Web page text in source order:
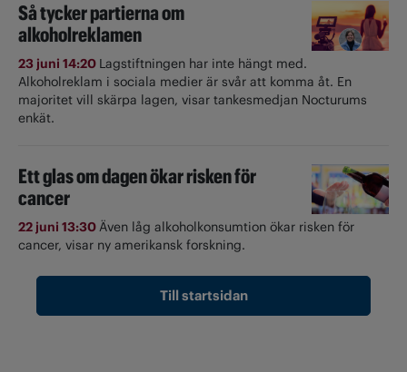
Så tycker partierna om
alkoholreklamen
23 juni 14:20 Lagstiftningen har inte hängt med.
Alkoholreklam i sociala medier är svår att komma åt. En
majoritet vill skärpa lagen, visar tankesmedjan Nocturums
enkät.
Ett glas om dagen ökar risken för
cancer
22 juni 13:30Även låg alkoholkonsumtion ökar risken för
cancer, visar ny amerikansk forskning.
Till startsidan